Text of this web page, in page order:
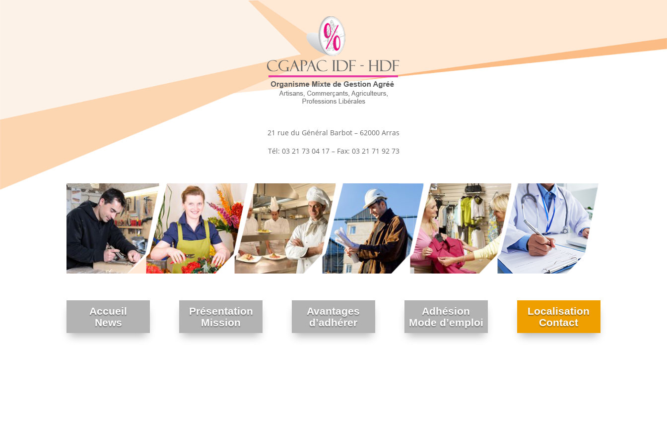
21 rue du Général Barbot – 62000 Arras
Tél: 03 21 73 04 17 – Fax: 03 21 71 92 73
Accueil
News
Présentation
Mission
Avantages
d’adhérer
Adhésion
Mode d’emploi
Localisation
Contact